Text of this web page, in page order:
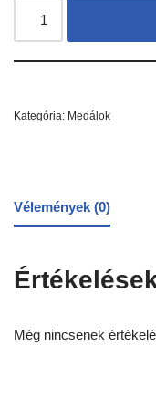
Kategória: Medálok
Vélemények (0)
Még nincsenek